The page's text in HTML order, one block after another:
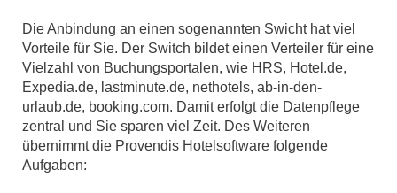
Die Anbindung an einen sogenannten Swicht hat viel
Vorteile für Sie. Der Switch bildet einen Verteiler für eine
Vielzahl von Buchungsportalen, wie HRS, Hotel.de,
Expedia.de, lastminute.de, nethotels, ab-in-den-
urlaub.de, booking.com. Damit erfolgt die Datenpflege
zentral und Sie sparen viel Zeit. Des Weiteren
übernimmt die Provendis Hotelsoftware folgende
Aufgaben: